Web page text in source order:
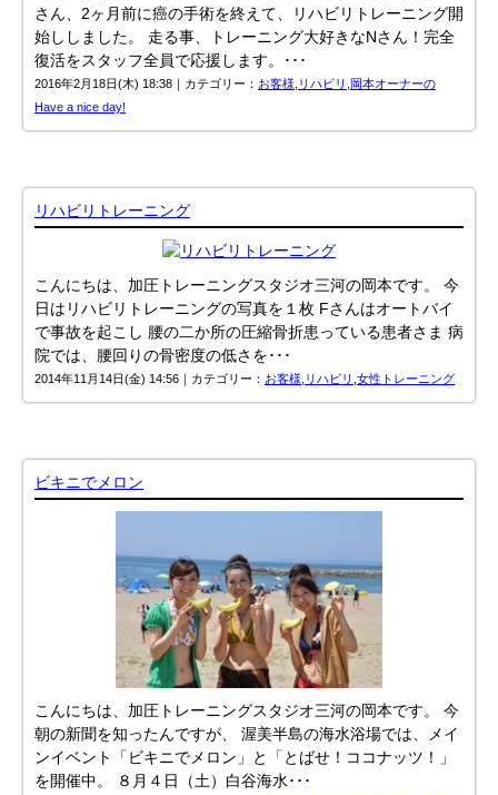
さん、2ヶ月前に癌の手術を終えて、リハビリトレーニング開
始ししました。 走る事、トレーニング大好きなNさん！完全
復活をスタッフ全員で応援します。･･･
2016年2月18日(木) 18:38｜カテゴリー： お客様 リハビリ 岡本オーナーの
Have a nice day!
リハビリトレーニング
こんにちは、加圧トレーニングスタジオ三河の岡本です。 今
日はリハビリトレーニングの写真を１枚 Fさんはオートバイ
で事故を起こし 腰の二か所の圧縮骨折患っている患者さま 病
院では、腰回りの骨密度の低さを･･･
2014年11月14日(金) 14:56｜カテゴリー： お客様 リハビリ 女性トレーニング
ビキニでメロン
こんにちは、加圧トレーニングスタジオ三河の岡本です。 今
朝の新聞を知ったんですが、 渥美半島の海水浴場では、メイ
ンイベント「ビキニでメロン」と「とばせ！ココナッツ！」
を開催中。 ８月４日（土）白谷海水･･･